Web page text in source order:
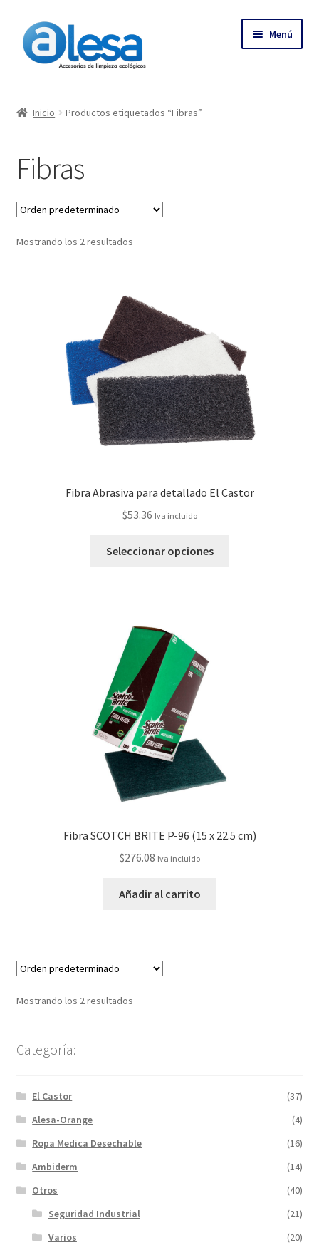
Menú
Contacto
Empresa
Más
Inicio Productos etiquetados “Fibras”
Fibras
Mostrando los 2 resultados
Fibra Abrasiva para detallado El Castor
$53.36 Iva incluido
Seleccionar opciones
Fibra SCOTCH BRITE P-96 (15 x 22.5 cm)
$276.08 Iva incluido
Añadir al carrito
Mostrando los 2 resultados
Categoría:
El Castor
(37)
Alesa-Orange
(4)
Ropa Medica Desechable
(16)
Ambiderm
(14)
Otros
(40)
Seguridad Industrial
(21)
Varios
(20)